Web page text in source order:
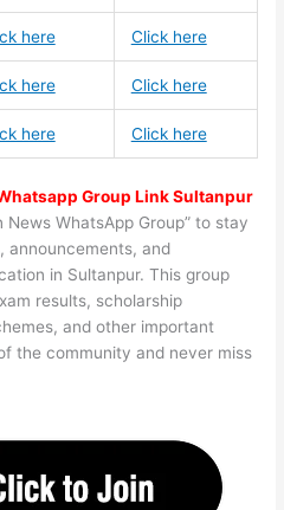
here Click here
here Click here
here Click here
Group Link Sultanpur
WhatsApp Group” to stay
announcements, and
in Sultanpur. This group
results, scholarship
and other important
the community and never miss